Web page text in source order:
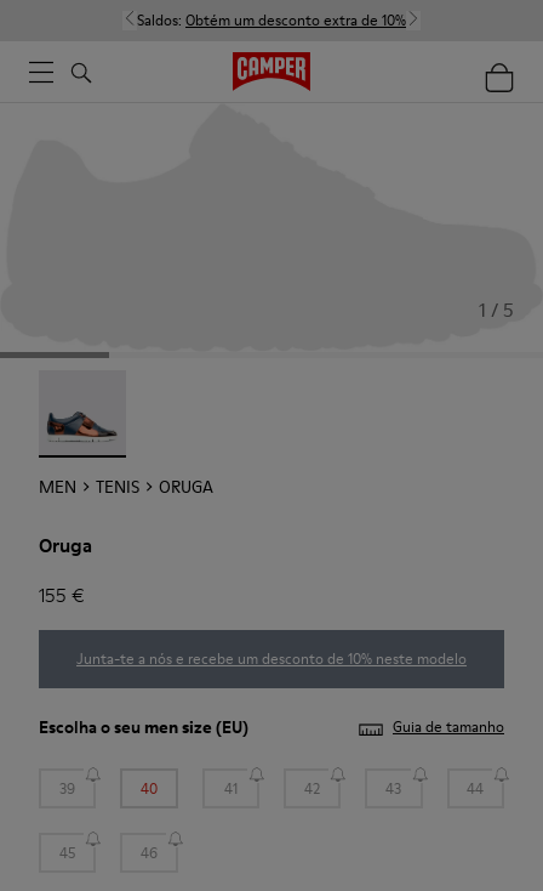
Saldos: Obtém um desconto extra de 10%
1 / 5
MEN TENIS ORUGA
Oruga
155 €
Junta-te a nós e recebe um desconto de 10% neste modelo
Escolha o seu men size (EU) Guia de tamanho
39 40 41 42 43 44
45 46